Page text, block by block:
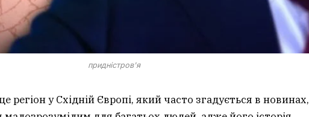
придністров'я
регіон у Східній Європі, який часто згадується в новинах,